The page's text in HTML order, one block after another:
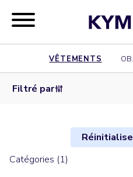
VÊTEMENTS
Filtré par
Catégories (1)